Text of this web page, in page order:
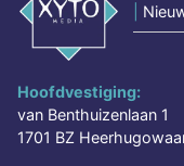
Hoofdvestiging:
van Benthuizenlaan 1
1701 BZ